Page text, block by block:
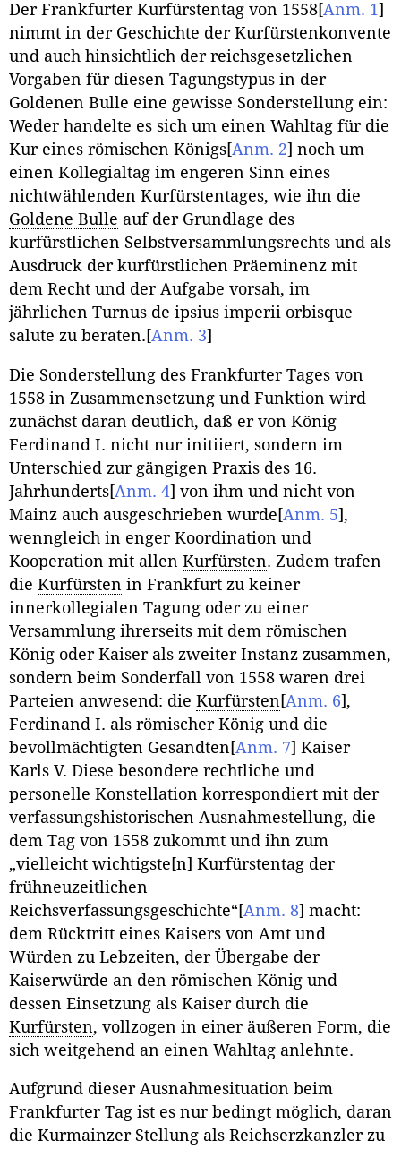
Der Frankfurter Kurfürstentag von 1558[Anm. 1]
nimmt in der Geschichte der Kurfürstenkonvente
und auch hinsichtlich der reichsgesetzlichen
Vorgaben für diesen Tagungstypus in der
Goldenen Bulle eine gewisse Sonderstellung ein:
Weder handelte es sich um einen Wahltag für die
Kur eines römischen Königs[Anm. 2] noch um
einen Kollegialtag im engeren Sinn eines
nichtwählenden Kurfürstentages, wie ihn die
Goldene Bulle auf der Grundlage des
kurfürstlichen Selbstversammlungsrechts und als
Ausdruck der kurfürstlichen Präeminenz mit
dem Recht und der Aufgabe vorsah, im
jährlichen Turnus de ipsius imperii orbisque
salute zu beraten. [Anm. 3]
Die Sonderstellung des Frankfurter Tages von
1558 in Zusammensetzung und Funktion wird
zunächst daran deutlich, daß er von König
Ferdinand I. nicht nur initiiert, sondern im
Unterschied zur gängigen Praxis des 16.
Jahrhunderts[Anm. 4] von ihm und nicht von
Mainz auch ausgeschrieben wurde [Anm. 5] ,
wenngleich in enger Koordination und
Kooperation mit allen Kurfürsten. Zudem trafen
die Kurfürsten in Frankfurt zu keiner
innerkollegialen Tagung oder zu einer
Versammlung ihrerseits mit dem römischen
König oder Kaiser als zweiter Instanz zusammen,
sondern beim Sonderfall von 1558 waren drei
Parteien anwesend: die Kurfürsten [Anm. 6] ,
Ferdinand I. als römischer König und die
bevollmächtigten Gesandten [Anm. 7] Kaiser
Karls V. Diese besondere rechtliche und
personelle Konstellation korrespondiert mit der
verfassungshistorischen Ausnahmestellung, die
dem Tag von 1558 zukommt und ihn zum
„vielleicht wichtigste[n] Kurfürstentag der
frühneuzeitlichen
Reichsverfassungsgeschichte“[Anm. 8] macht:
dem Rücktritt eines Kaisers von Amt und
Würden zu Lebzeiten, der Übergabe der
Kaiserwürde an den römischen König und
dessen Einsetzung als Kaiser durch die
Kurfürsten, vollzogen in einer äußeren Form, die
sich weitgehend an einen Wahltag anlehnte.
Aufgrund dieser Ausnahmesituation beim
Frankfurter Tag ist es nur bedingt möglich, daran
die Kurmainzer Stellung als Reichserzkanzler zu